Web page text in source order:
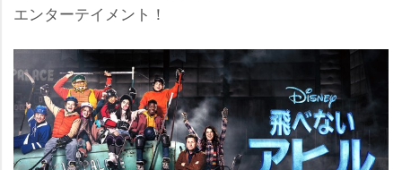
エンターテイメント！